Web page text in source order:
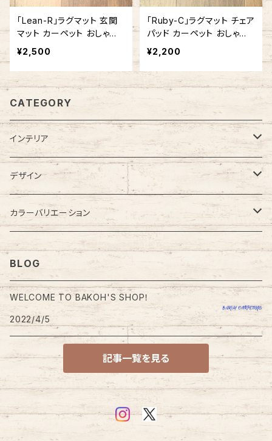
「Lean-R」ラグマット 玄関
マット カーペット おしゃれ
長方形 角型 アメリカ製
¥2,500
「Ruby-C」ラグマット チェア
パッド カーペット おしゃれ
丸型 ラウンド型 円形 アメリ
カ製
¥2,200
CATEGORY
インテリア
カーペット
ラグカーペット・ラグマット
大型・大きめラグ
小型・小さめラグ
玄関・玄関マット
チェアパッド
キッチンマット
デザイン
無地
格子・チェック柄
幾何学・幾何学模様
円型・ラウンド型
四角・スクエア型
モダン・モダン柄
カラーバリエーション
レッド・ピンク系
ブルー・ネイビー系
グリーン系
ブラウン・ベージュ系
グレー・ブラック系
BLOG
WELCOME TO BAKOH'S SHOP！
2022/4/5
記事一覧を見る